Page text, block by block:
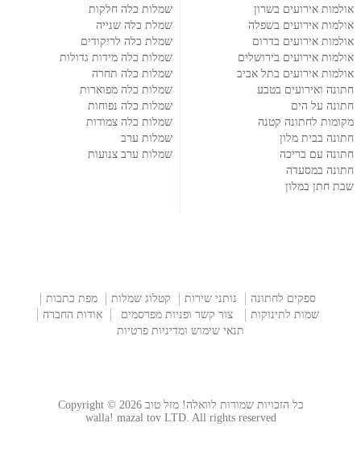
אולמות אירועים בשרון
אולמות אירועים בשפלה
אולמות אירועים בדרום
אולמות אירועים בירושלים
אולמות אירועים בתל אביב
חתונה ואירועים בטבע
חתונה על הים
מקומות לחתונה קטנה
חתונה בבית מלון
חתונה עם בריכה
חתונה במסעדה
שבת חתן במלון
שמלות כלה חלקות
שמלת כלה שנייה
שמלת כלה לריקודים
שמלות כלה מידות גדולות
שמלות כלה תחרה
שמלות כלה מפוארות
שמלות כלה נפוחות
שמלות כלה צמודות
שמלות ערב
שמלות ערב צנועות
ספקים לחתונה נותני שירות קטלוג שמלות
מפת כתבות
שמות לתינוקות
צור קשר ופניות מפרסמים
אודות החברה
תנאי שימוש ומדיניות פרטיות
כל הזכויות שמורות לוואלה! מזל טוב Copyright © 2026
walla! mazal tov LTD. All rights reserved